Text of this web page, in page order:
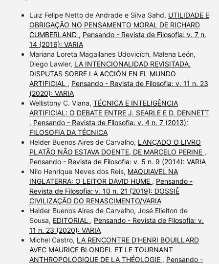
Luiz Felipe Netto de Andrade e Silva Sahd, UTILIDADE E
OBRIGAÇÃO NO PENSAMENTO MORAL DE RICHARD
CUMBERLAND , Pensando - Revista de Filosofia: v. 7 n.
14 (2016): VARIA
Mariana Loreta Magallanes Udovicich, Malena León,
Diego Lawler, LA INTENCIONALIDAD REVISITADA.
DISPUTAS SOBRE LA ACCIÓN EN EL MUNDO
ARTIFICIAL , Pensando - Revista de Filosofia: v. 11 n. 23
(2020): VARIA
Wellistony C. Viana, TÉCNICA E INTELIGÊNCIA
ARTIFICIAL: O DEBATE ENTRE J. SEARLE E D. DENNETT
, Pensando - Revista de Filosofia: v. 4 n. 7 (2013):
FILOSOFIA DA TÉCNICA
Helder Buenos Aires de Carvalho, LANÇADO O LIVRO
PLATÃO NÃO ESTAVA DOENTE, DE MARCELO PERINE ,
Pensando - Revista de Filosofia: v. 5 n. 9 (2014): VARIA
Nilo Henrique Neves dos Reis, MAQUIAVEL NA
INGLATERRA: O LEITOR DAVID HUME , Pensando -
Revista de Filosofia: v. 10 n. 21 (2019): DOSSIÊ
CIVILIZAÇÃO DO RENASCIMENTO/VARIA
Helder Buenos Aires de Carvalho, José Elielton de
Sousa, EDITORIAL , Pensando - Revista de Filosofia: v.
11 n. 23 (2020): VARIA
Michel Castro, LA RENCONTRE D’HENRI BOUILLARD
AVEC MAURICE BLONDEL ET LE TOURNANT
ANTHROPOLOGIQUE DE LA THÉOLOGIE , Pensando -